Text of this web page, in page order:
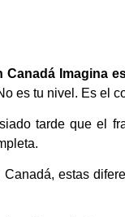
Canadá Imagina
es tu nivel. Es el
tarde que el
estas